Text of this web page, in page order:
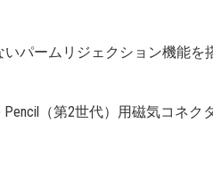
パームリジェクション機能を
Pencil（第2世代）用磁気コネ